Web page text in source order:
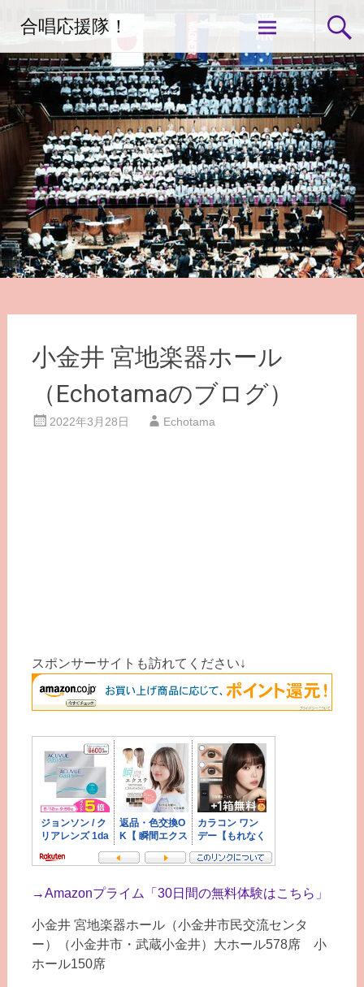
ン
ツ
へ
ス
合唱応援隊！
小金井 宮地楽器ホール
（Echotamaのブログ）
2022年3月28日 Echotama
スポンサーサイトも訪れてください↓
→Amazonプライム「30日間の無料体験はこちら」
小金井 宮地楽器ホール（小金井市民交流センタ
ー）（小金井市・武蔵小金井）大ホール578席 小
ホール150席